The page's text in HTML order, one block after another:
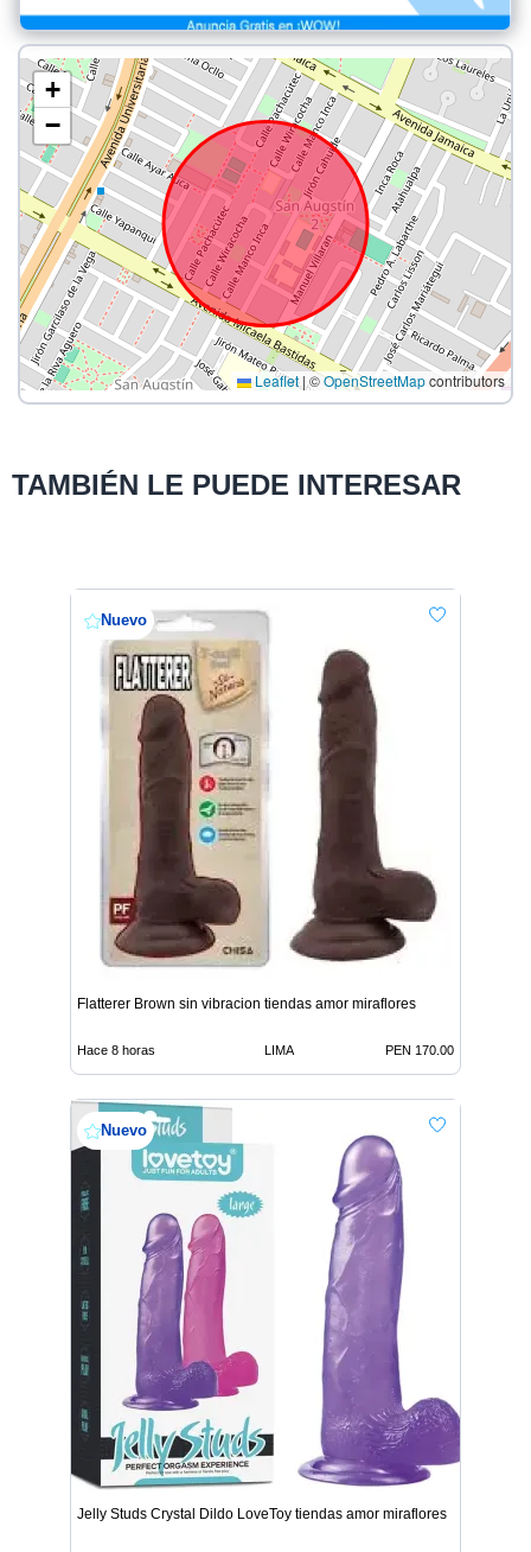
+
−
Leaflet |©OpenStreetMapcontributors
TAMBIÉN LE PUEDE INTERESAR
Nuevo
Flatterer Brown sin vibracion tiendas amor miraflores
Hace 8 horas LIMA PEN 170.00
Nuevo
Jelly Studs Crystal Dildo LoveToy tiendas amor miraflores